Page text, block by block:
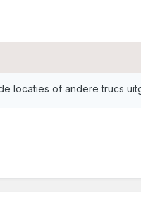
locaties of andere trucs